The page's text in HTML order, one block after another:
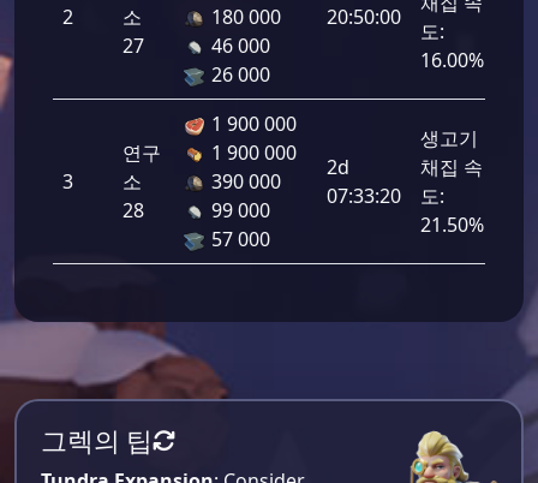
2
소
27
180 000
46 000
26 000
20:50:00
도:
16.00%
3
연구
소
28
1 900 000
1 900 000
390 000
99 000
57 000
2d
07:33:20
생고기
채집 속
도:
21.50%
그렉의 팁